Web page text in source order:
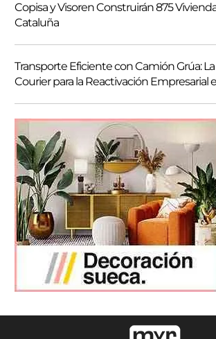
Copisa y Visoren Construirán 875
Cataluña
Transporte Eficiente con Camión Grúa:
Courier para la Reactivación Empresarial